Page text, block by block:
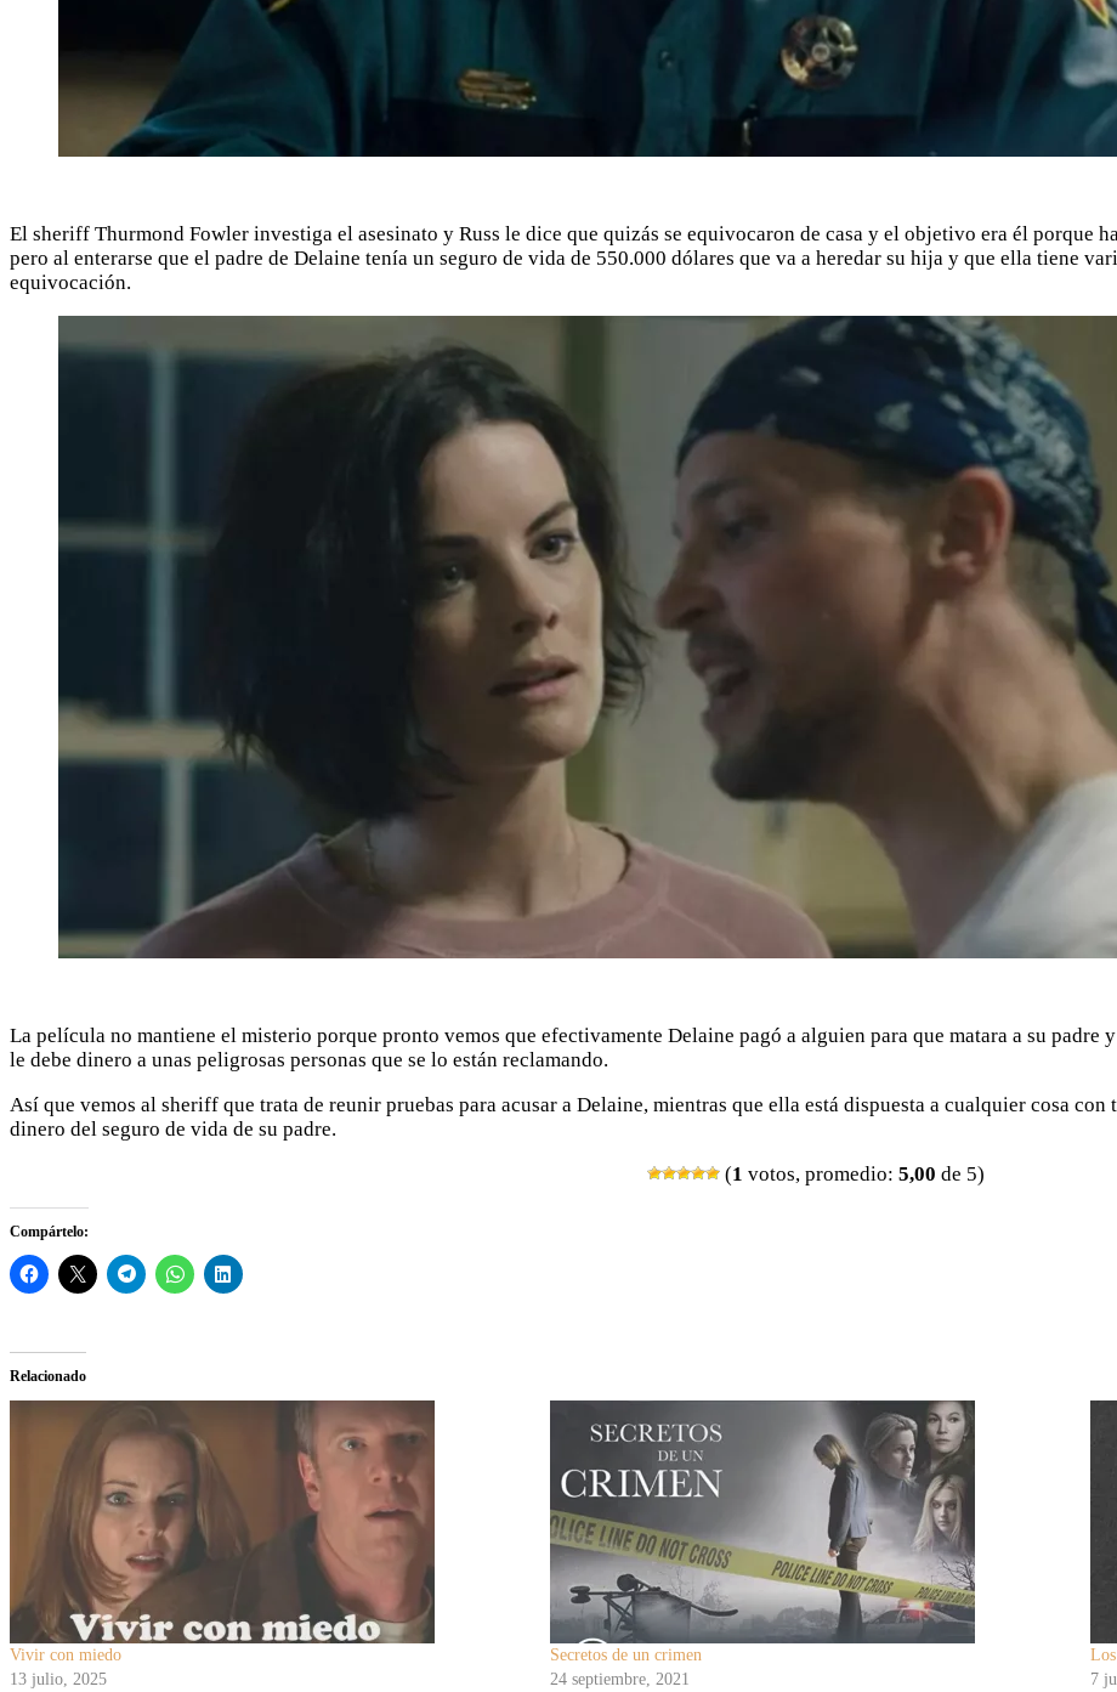
El sheriff Thurmond Fowler investiga el asesinato y Russ le dice que quizás se equivocaron de casa y el objetivo era él porque
pero al enterarse que el padre de Delaine tenía un seguro de vida de 550.000 dólares que va a heredar su hija y que ella tiene
equivocación.
La película no mantiene el misterio porque pronto vemos que efectivamente Delaine pagó a alguien para que matara a su padre
le debe dinero a unas peligrosas personas que se lo están reclamando.
Así que vemos al sheriff que trata de reunir pruebas para acusar a Delaine, mientras que ella está dispuesta a cualquier cosa
dinero del seguro de vida de su padre.
(1 votos, promedio: 5,00 de 5)
Compártelo:
Relacionado
Vivir con miedo
13 julio, 2025
Secretos de un crimen
24 septiembre, 2021
7